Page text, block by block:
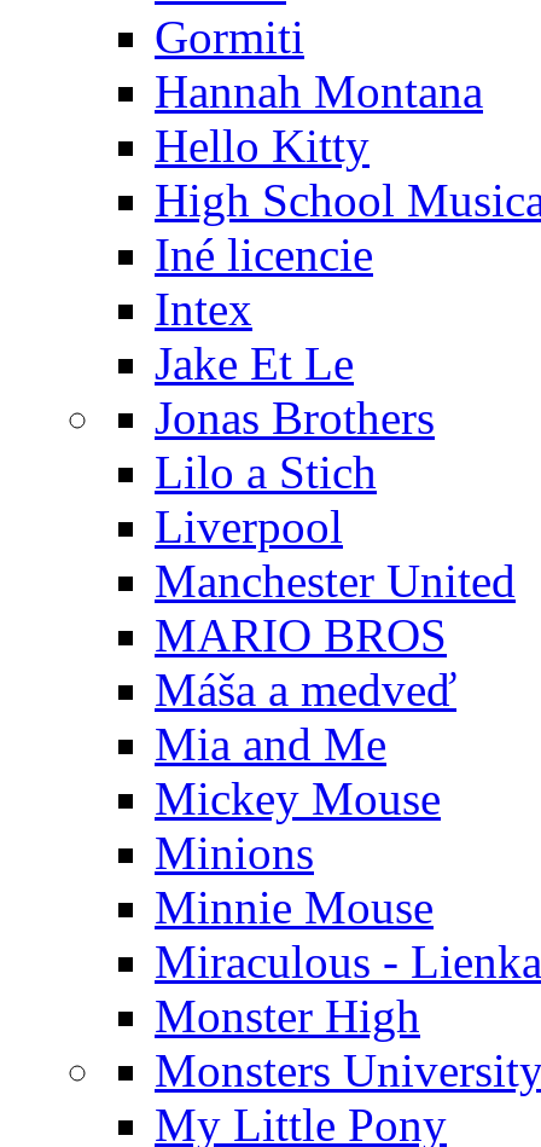
Gormiti
Hannah Montana
Hello Kitty
High School
Iné licencie
Intex
Jake Et Le
Jonas Brothers
Lilo a Stich
Liverpool
Manchester United
MARIO BROS
Máša a medveď
Mia and Me
Mickey Mouse
Minions
Minnie Mouse
Miraculous -
Monster High
Monsters
My Little Pony